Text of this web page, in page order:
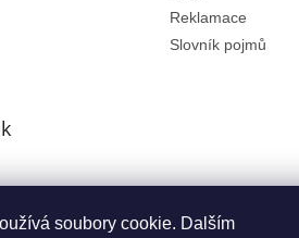
soubory cookie. Dalším
Reklamace
Slovník pojmů